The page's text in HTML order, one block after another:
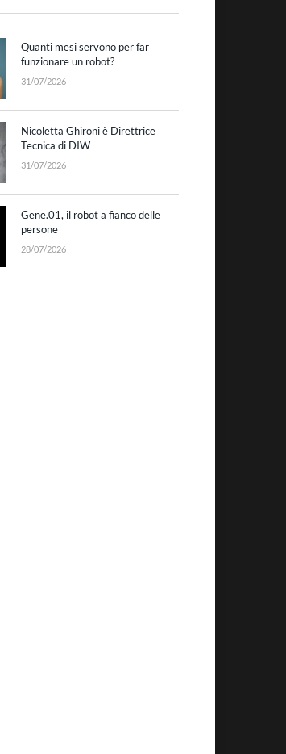
Quanti mesi servono per far
funzionare un robot?
31/07/2026
Nicoletta Ghironi è Direttrice
Tecnica di DIW
31/07/2026
Gene.01, il robot a fianco delle
persone
28/07/2026